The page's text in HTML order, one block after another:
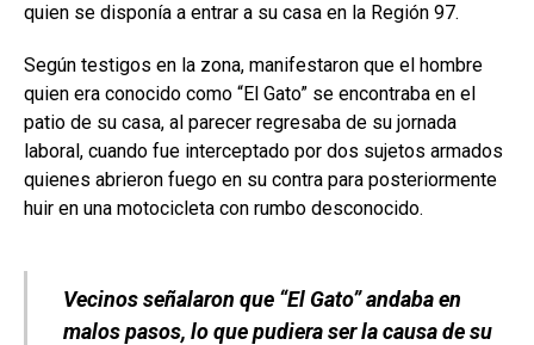
quien se disponía a entrar a su casa en la Región 97.
Según testigos en la zona, manifestaron que el hombre
quien era conocido como “El Gato” se encontraba en el
patio de su casa, al parecer regresaba de su jornada
laboral, cuando fue interceptado por dos sujetos armados
quienes abrieron fuego en su contra para posteriormente
huir en una motocicleta con rumbo desconocido.
Vecinos señalaron que “El Gato” andaba en
malos pasos, lo que pudiera ser la causa de su